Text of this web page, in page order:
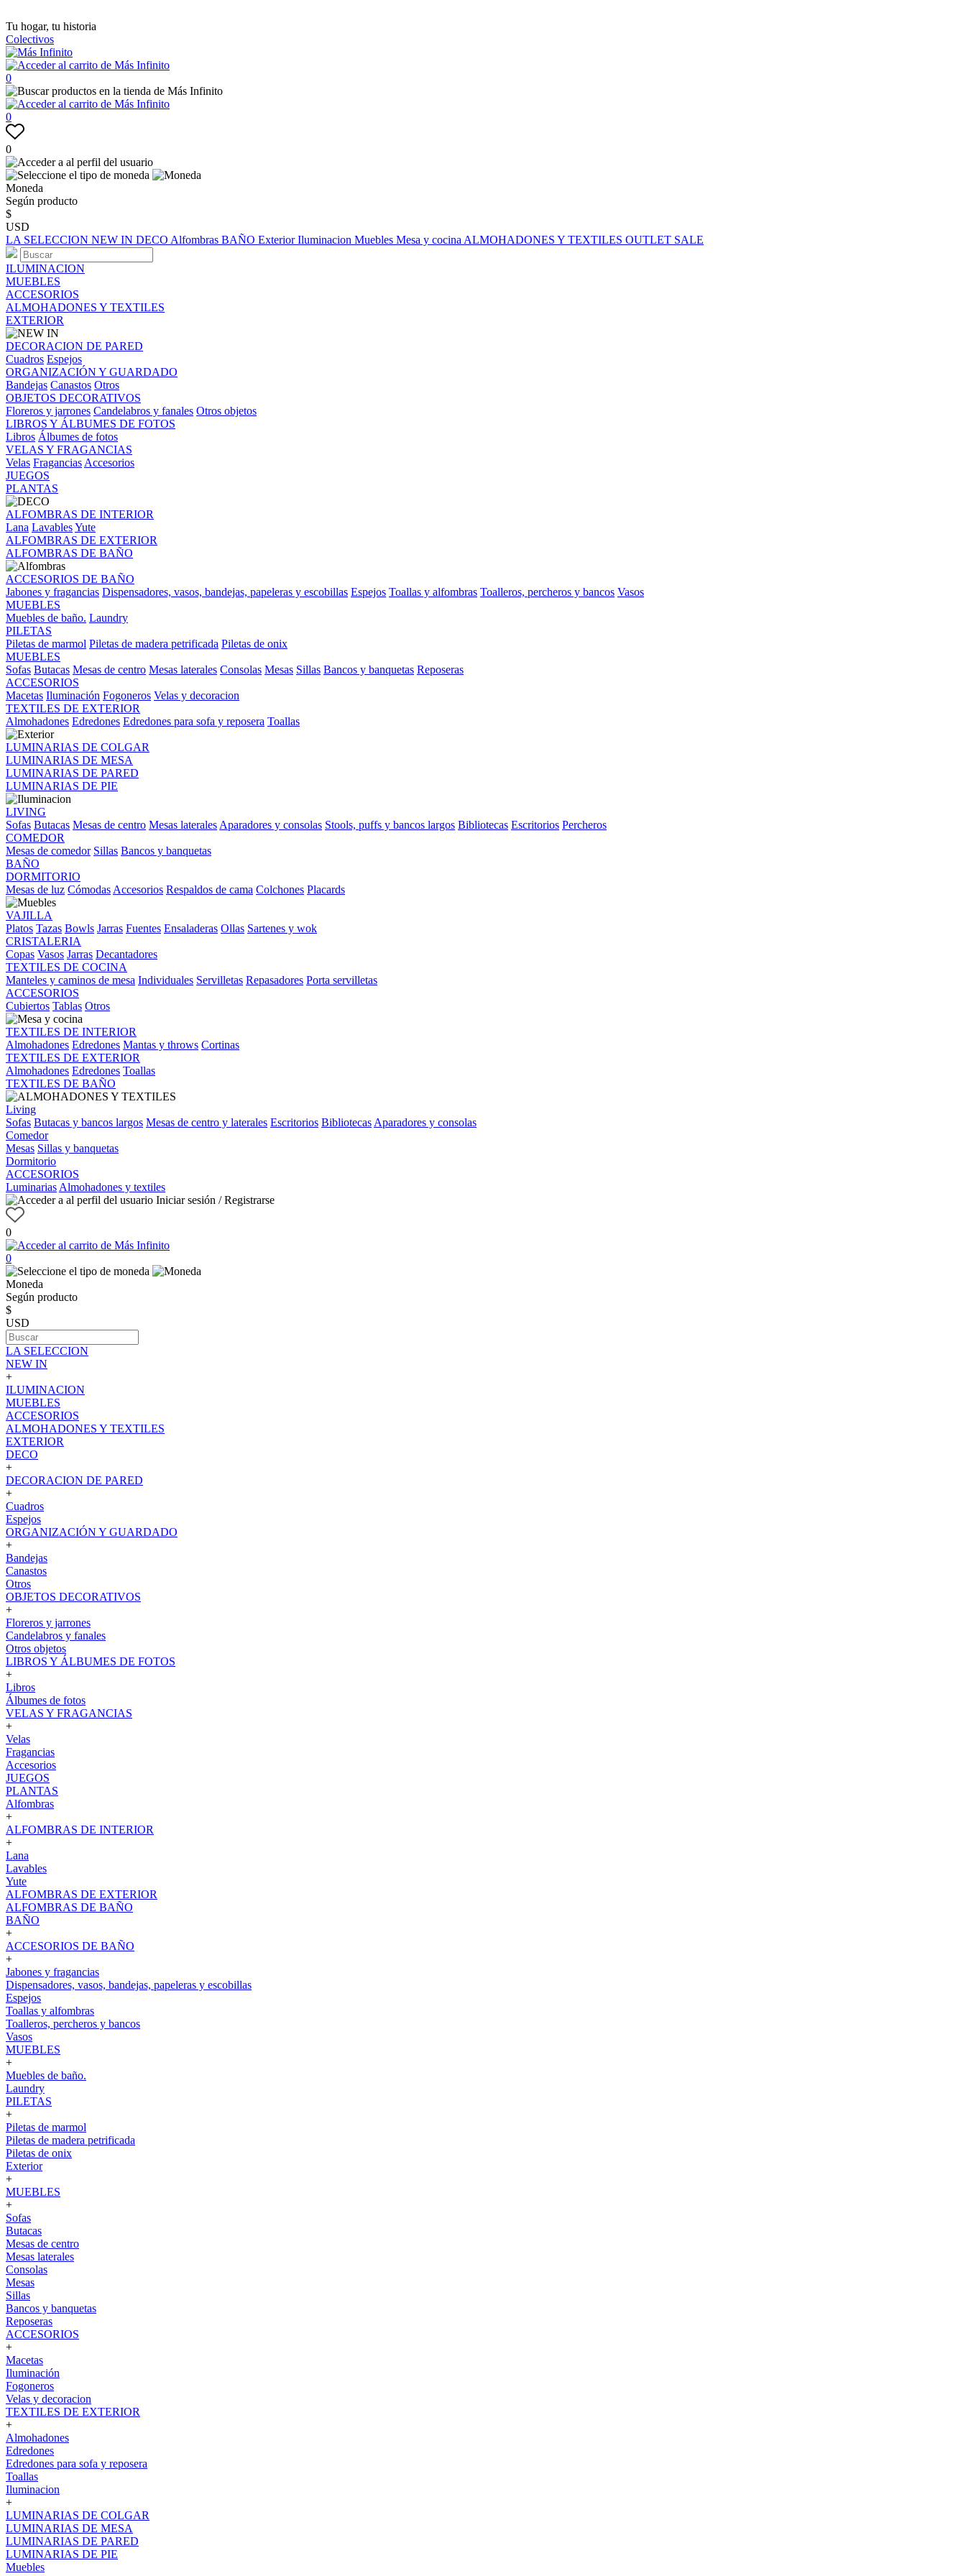
Tu hogar, tu historia
Colectivos
0
0
0
Moneda
Según producto
$
USD
LA SELECCION NEW IN DECO Alfombras BAÑO ExteriorIluminacion Muebles Mesa y cocina ALMOHADONES Y TEXTILES OUTLET SALE
ILUMINACION
MUEBLES
ACCESORIOS
ALMOHADONES Y TEXTILES
EXTERIOR
DECORACION DE PARED
Cuadros Espejos
ORGANIZACIÓN Y GUARDADO
Bandejas Canastos Otros
OBJETOS DECORATIVOS
Floreros y jarrones Candelabros y fanales Otros objetos
LIBROS Y ÁLBUMES DE FOTOS
Libros Álbumes de fotos
VELAS Y FRAGANCIAS
Velas Fragancias Accesorios
JUEGOS
PLANTAS
ALFOMBRAS DE INTERIOR
Lana LavablesYute
ALFOMBRAS DE EXTERIOR
ALFOMBRAS DE BAÑO
ACCESORIOS DE BAÑO
Jabones y fragancias Dispensadores, vasos, bandejas, papeleras y escobillas Espejos Toallas y alfombras Toalleros, percheros y bancos Vasos
MUEBLES
Muebles de baño. Laundry
PILETAS
Piletas de marmol Piletas de madera petrificada Piletas de onix
MUEBLES
Sofas Butacas Mesas de centro Mesas laterales Consolas Mesas Sillas Bancos y banquetas Reposeras
ACCESORIOS
Macetas Iluminación Fogoneros Velas y decoracion
TEXTILES DE EXTERIOR
Almohadones Edredones Edredones para sofa y reposera Toallas
LUMINARIAS DE COLGAR
LUMINARIAS DE MESA
LUMINARIAS DE PARED
LUMINARIAS DE PIE
LIVING
Sofas Butacas Mesas de centro Mesas laterales Aparadores y consolas Stools, puffs y bancos largos Bibliotecas Escritorios Percheros
COMEDOR
Mesas de comedor Sillas Bancos y banquetas
BAÑO
DORMITORIO
Mesas de luz Cómodas Accesorios Respaldos de cama Colchones Placards
VAJILLA
Platos Tazas Bowls Jarras Fuentes Ensaladeras Ollas Sartenes y wok
CRISTALERIA
Copas Vasos Jarras Decantadores
TEXTILES DE COCINA
Manteles y caminos de mesa Individuales Servilletas Repasadores Porta servilletas
ACCESORIOS
Cubiertos Tablas Otros
TEXTILES DE INTERIOR
Almohadones Edredones Mantas y throws Cortinas
TEXTILES DE EXTERIOR
Almohadones Edredones Toallas
TEXTILES DE BAÑO
Living
Sofas Butacas y bancos largos Mesas de centro y laterales Escritorios Bibliotecas Aparadores y consolas
Comedor
Mesas Sillas y banquetas
Dormitorio
ACCESORIOS
Luminarias Almohadones y textiles
Iniciar sesión / Registrarse
0
0
Moneda
Según producto
$
USD
LA SELECCION
NEW IN
+
ILUMINACION
MUEBLES
ACCESORIOS
ALMOHADONES Y TEXTILES
EXTERIOR
DECO
+
DECORACION DE PARED
+
Cuadros
Espejos
ORGANIZACIÓN Y GUARDADO
+
Bandejas
Canastos
Otros
OBJETOS DECORATIVOS
+
Floreros y jarrones
Candelabros y fanales
Otros objetos
LIBROS Y ÁLBUMES DE FOTOS
+
Libros
Álbumes de fotos
VELAS Y FRAGANCIAS
+
Velas
Fragancias
Accesorios
JUEGOS
PLANTAS
Alfombras
+
ALFOMBRAS DE INTERIOR
+
Lana
Lavables
Yute
ALFOMBRAS DE EXTERIOR
ALFOMBRAS DE BAÑO
BAÑO
+
ACCESORIOS DE BAÑO
+
Jabones y fragancias
Dispensadores, vasos, bandejas, papeleras y escobillas
Espejos
Toallas y alfombras
Toalleros, percheros y bancos
Vasos
MUEBLES
+
Muebles de baño.
Laundry
PILETAS
+
Piletas de marmol
Piletas de madera petrificada
Piletas de onix
Exterior
+
MUEBLES
+
Sofas
Butacas
Mesas de centro
Mesas laterales
Consolas
Mesas
Sillas
Bancos y banquetas
Reposeras
ACCESORIOS
+
Macetas
Iluminación
Fogoneros
Velas y decoracion
TEXTILES DE EXTERIOR
+
Almohadones
Edredones
Edredones para sofa y reposera
Toallas
Iluminacion
+
LUMINARIAS DE COLGAR
LUMINARIAS DE MESA
LUMINARIAS DE PARED
LUMINARIAS DE PIE
Muebles